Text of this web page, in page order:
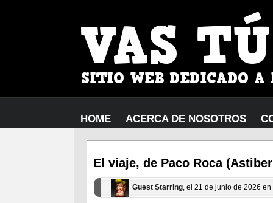
HOME ACERCA DE NOSOTROS
El viaje, de Paco Roca
Guest Starring, el 21 de junio de 2026 en